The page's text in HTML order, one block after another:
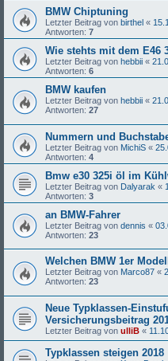
BMW Chiptuning
Letzter Beitrag von birthel «
Antworten: 7
Wie stehts mit dem E46
Letzter Beitrag von hebbii «
Antworten: 6
BMW kaufen
Letzter Beitrag von hebbii «
Antworten: 27
Nummern und
Letzter Beitrag von MichiS «
Antworten: 4
Bmw e30 325i öl im
Letzter Beitrag von Dalyarak «
Antworten: 3
an BMW-Fahrer
Letzter Beitrag von dennis «
Antworten: 23
Welchen BMW 1er
Letzter Beitrag von Marco87 «
Antworten: 23
Neue Typklassen-
Versicherungsbeitrag
Letzter Beitrag von ulliB «
Typklassen steigen 2018